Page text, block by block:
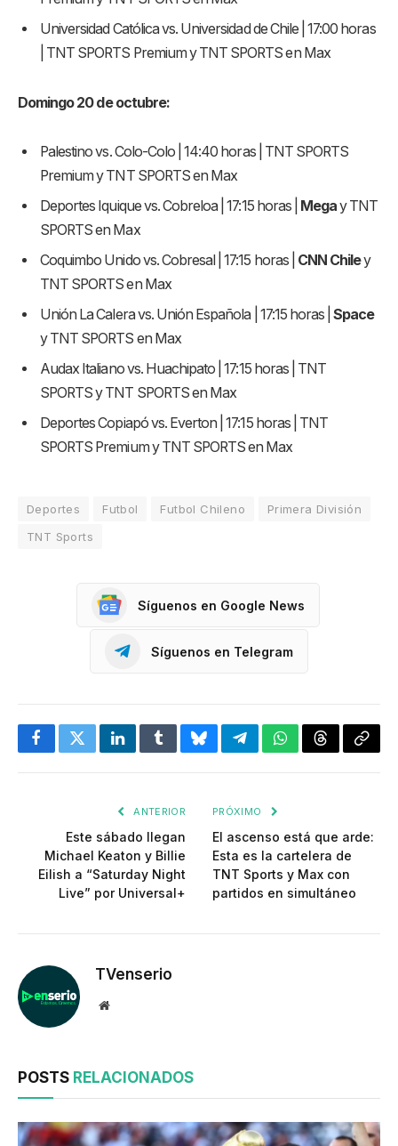
Universidad Católica vs. Universidad de Chile | 17:00 horas
| TNT SPORTS Premium y TNT SPORTS en Max
Domingo 20 de octubre:
Palestino vs. Colo-Colo | 14:40 horas | TNT SPORTS
Premium y TNT SPORTS en Max
Deportes Iquique vs. Cobreloa | 17:15 horas |
Megay TNT
SPORTS en Max
Coquimbo Unido vs. Cobresal | 17:15 horas | CNN Chiley
TNT SPORTS en Max
Unión La Calera vs. Unión Española | 17:15 horas |Space
y TNT SPORTS en Max
Audax Italiano vs. Huachipato | 17:15 horas | TNT
SPORTS y TNT SPORTS en Max
Deportes Copiapó vs. Everton | 17:15 horas | TNT
SPORTS Premium y TNT SPORTS en Max
Deportes Futbol Futbol Chileno
Primera División
TNT Sports
Síguenos en Google News
Síguenos en Telegram
FacebookTwitterLinkedInTumblrBlueskyTelegramWhatsApp
Threads
ANTERIOR
Este sábado llegan
Michael Keaton y Billie
Eilish a “Saturday Night
Live” por Universal+
PRÓXIMO
El ascenso está que arde:
Esta es la cartelera de
TNT Sports y Max con
partidos en simultáneo
TVenserio
Website
POSTS RELACIONADOS